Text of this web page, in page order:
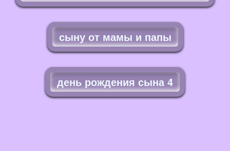
сыну от мамы и папы
день рождения сына 4